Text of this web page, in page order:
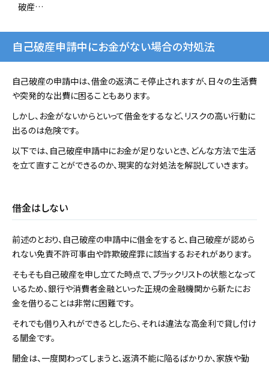
破産…
自己破産申請中にお金がない場合の対処法
自己破産の申請中は、借金の返済こそ停止されますが、日々の生活費
や突発的な出費に困ることもあります。
しかし、お金がないからといって借金をするなど、リスクの高い行動に
出るのは危険です。
以下では、自己破産申請中にお金が足りないとき、どんな方法で生活
を立て直すことができるのか、現実的な対処法を解説していきます。
借金はしない
前述のとおり、自己破産の申請中に借金をすると、自己破産が認めら
れない免責不許可事由や詐欺破産罪に該当するおそれがあります。
そもそも自己破産を申し立てた時点で、ブラックリストの状態となって
いるため、銀行や消費者金融といった正規の金融機関から新たにお
金を借りることは非常に困難です。
それでも借り入れができるとしたら、それは違法な高金利で貸し付け
る闇金です。
闇金は、一度関わってしまうと、返済不能に陥るばかりか、家族や勤